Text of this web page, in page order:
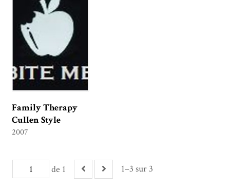
Family Therapy
Cullen Style
2007
de 1 1–3 sur 3